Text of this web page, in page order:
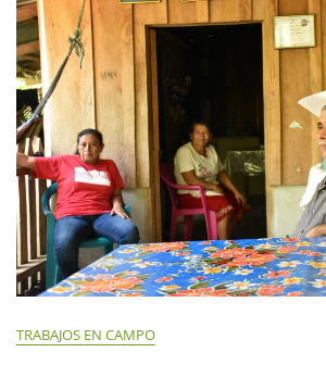
TRABAJOS EN CAMPO